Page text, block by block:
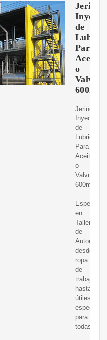
Jeringa
de
Para
Aceite
o
600ml.
Jeringa
Inyector
de
Lubricante
Para
Aceite
o
Valvulina
600ml.
en
Talleres
de
desde
ropa
de
trabajo
hasta
útiles
especiales
para
todas